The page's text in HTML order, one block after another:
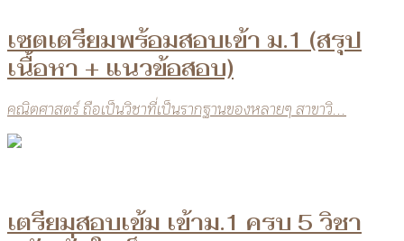
เซตเตรียมพร้อมสอบเข้า ม.1 (สรุป
เนื้อหา + แนวข้อสอบ)
คณิตศาสตร์ ถือเป็นวิชาที่เป็นรากฐานของหลายๆ สาขาวิ...
เตรียมสอบเข้ม เข้าม.1 ครบ 5 วิชา